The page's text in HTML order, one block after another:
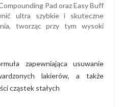
Pad oraz Easy Buff
ultra szybkie i skuteczne
tworząc przy tym wysoki
zapewniająca usuwanie
lakierów, a także
cząstek stałych